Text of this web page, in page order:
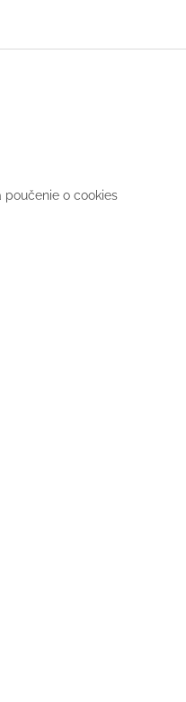
o cookies